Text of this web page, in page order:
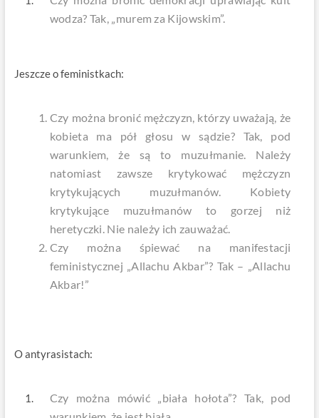
wodza? Tak, „murem za Kijowskim”.
Jeszcze o feministkach:
Czy można bronić mężczyzn, którzy uważają, że
kobieta ma pół głosu w sądzie? Tak, pod
warunkiem, że są to muzułmanie. Należy
natomiast zawsze krytykować mężczyzn
krytykujących muzułmanów. Kobiety
krytykujące muzułmanów to gorzej niż
heretyczki. Nie należy ich zauważać.
Czy można śpiewać na manifestacji
feministycznej „Allachu Akbar”? Tak – „Allachu
Akbar!”
O antyrasistach:
Czy można mówić „biała hołota”? Tak, pod